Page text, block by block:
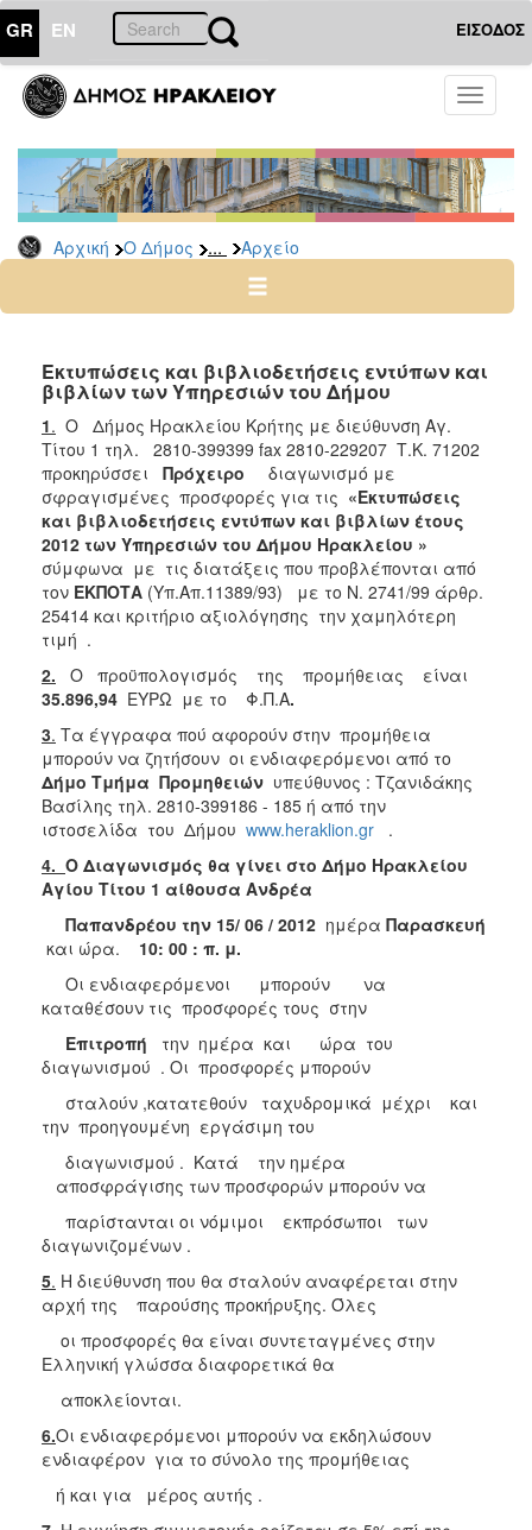
GR EN ΕΙΣΟΔΟΣ
Toggle
Αρχική Ο Δήμος ... Αρχείο
ΔΗΜΟΣ
Διακηρύξεις
-
Δημοπρασίες
Αρχείο
2025
2023
2022
2021
2020
2019
2018
2017
2016
2015
2013
ΤΟΠΟΣ
ΑΝΘΕΚΤΙΚΗ
Εκτυπώσεις και βιβλιοδετήσεις εντύπων και
βιβλίων των Υπηρεσιών του Δήμου
1. Ο Δήμος Ηρακλείου Κρήτης με διεύθυνση Αγ.
Τίτου 1 τηλ. 2810-399399 fax 2810-229207 Τ.Κ. 71202
προκηρύσσει Πρόχειρο
διαγωνισμό με
σφραγισμένες προσφορές για τις «Εκτυπώσεις
και βιβλιοδετήσεις εντύπων και βιβλίων έτους
2012 των Υπηρεσιών του Δήμου Ηρακλείου »
σύμφωνα με τις διατάξεις που προβλέπονται από
τον ΕΚΠΟΤΑ (Υπ.Απ.11389/93) με το Ν. 2741/99 άρθρ.
25414 και κριτήριο αξιολόγησης την χαμηλότερη
τιμή .
2.
Ο προϋπολογισμός της προμήθειας είναι
35.896,94 ΕΥΡΩ με το Φ.Π.Α.
3. Τα έγγραφα πού αφορούν στην προμήθεια
μπορούν να ζητήσουν οι ενδιαφερόμενοι από το
Δήμο Τμήμα Προμηθειών υπεύθυνος : Τζανιδάκης
Βασίλης τηλ. 2810-399186 - 185 ή από την
ιστοσελίδα του Δήμου www.heraklion.gr .
4. Ο Διαγωνισμός θα γίνει στο Δήμο Ηρακλείου
Αγίου Τίτου 1 αίθουσα Ανδρέα
Παπανδρέου την 15/ 06 / 2012 ημέρα Παρασκευή
και ώρα.
10: 00 : π. μ.
Οι ενδιαφερόμενοι μπορούν να
καταθέσουν τις προσφορές τους στην
Επιτροπή την ημέρα και ώρα του
διαγωνισμού . Οι προσφορές μπορούν
σταλούν ,κατατεθούν ταχυδρομικά μέχρι και
την προηγουμένη εργάσιμη του
διαγωνισμού . Κατά την ημέρα
αποσφράγισης των προσφορών μπορούν να
παρίστανται οι νόμιμοι εκπρόσωποι των
διαγωνιζομένων .
5. Η διεύθυνση που θα σταλούν αναφέρεται στην
αρχή της παρούσης προκήρυξης. Όλες
οι προσφορές θα είναι συντεταγμένες στην
Ελληνική γλώσσα διαφορετικά θα
αποκλείονται.
6.Οι ενδιαφερόμενοι μπορούν να εκδηλώσουν
ενδιαφέρον για το σύνολο της προμήθειας
ή και για μέρος αυτής .